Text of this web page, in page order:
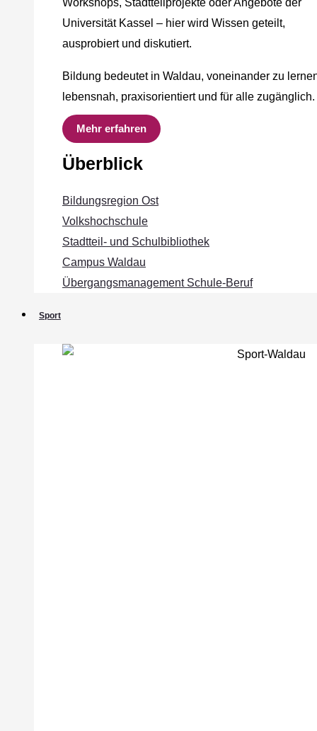
Universität Kassel – hier wird Wissen geteilt,
ausprobiert und diskutiert.
Bildung bedeutet in Waldau, voneinander zu
lebensnah, praxisorientiert und für alle zugänglich.
Mehr erfahren
Überblick
Bildungsregion Ost
Volkshochschule
Stadtteil- und Schulbibliothek
Campus Waldau
Übergangsmanagement Schule‐Beruf
Sport